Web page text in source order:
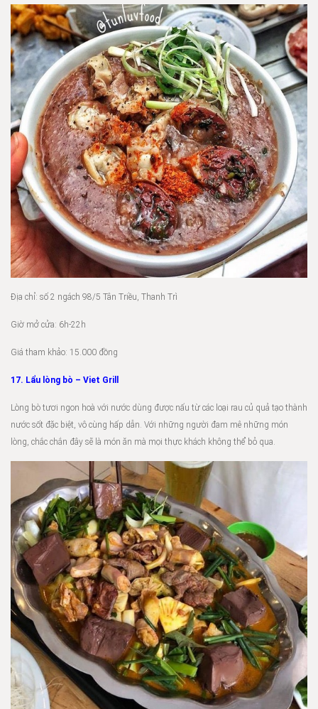
Địa chỉ: số 2 ngách 98/5 Tân Triều, Thanh Trì
Giờ mở cửa: 6h-22h
Giá tham khảo: 15.000 đồng
17. Lẩu lòng bò – Viet Grill
Lòng bò tươi ngon hoà với nước dùng được nấu từ các loại rau củ quả tạo thành
nước sốt đặc biệt, vô cùng hấp dẫn. Với những người đam mê những món
lòng, chắc chắn đây sẽ là món ăn mà mọi thực khách không thể bỏ qua.